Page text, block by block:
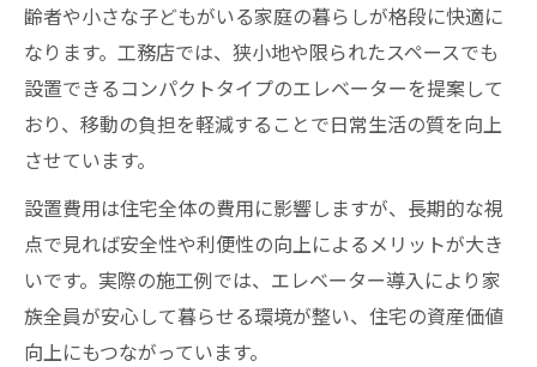
齢者や小さな子どもがいる家庭の暮らしが格段に快適に
なります。工務店では、狭小地や限られたスペースでも
設置できるコンパクトタイプのエレベーターを提案して
おり、移動の負担を軽減することで日常生活の質を向上
させています。
設置費用は住宅全体の費用に影響しますが、長期的な視
点で見れば安全性や利便性の向上によるメリットが大き
いです。実際の施工例では、エレベーター導入により家
族全員が安心して暮らせる環境が整い、住宅の資産価値
向上にもつながっています。